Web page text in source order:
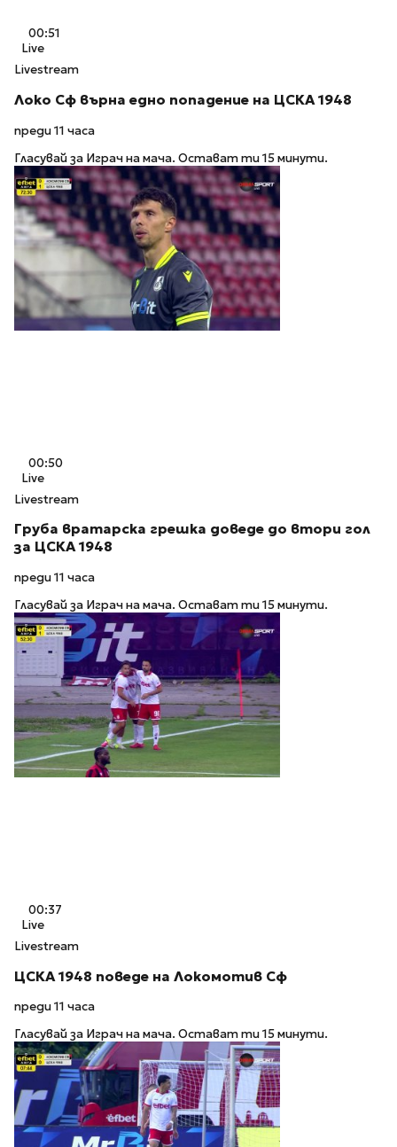
00:51
Live
Livestream
Локо Сф върна едно попадение на ЦСКА 1948
преди 11 часа
Гласувай за Играч на мача. Остават ти 15 минути.
00:50
Live
Livestream
Груба вратарска грешка доведе до втори гол
за ЦСКА 1948
преди 11 часа
Гласувай за Играч на мача. Остават ти 15 минути.
00:37
Live
Livestream
ЦСКА 1948 поведе на Локомотив Сф
преди 11 часа
Гласувай за Играч на мача. Остават ти 15 минути.